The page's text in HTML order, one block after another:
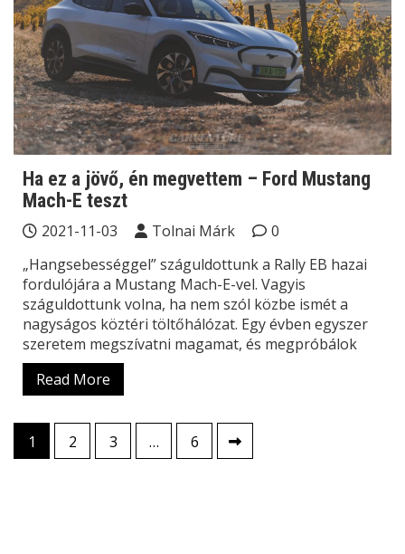
Ha ez a jövő, én megvettem – Ford Mustang
Mach-E teszt
2021-11-03 Tolnai Márk
0
„Hangsebességgel” száguldottunk a Rally EB hazai
fordulójára a Mustang Mach-E-vel. Vagyis
száguldottunk volna, ha nem szól közbe ismét a
nagyságos köztéri töltőhálózat. Egy évben egyszer
szeretem megszívatni magamat, és megpróbálok
Read More
Bejegyzések
lapozása
1 2 3 … 6